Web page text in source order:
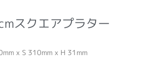
スクエアプラター
x S 310mm x H 31mm